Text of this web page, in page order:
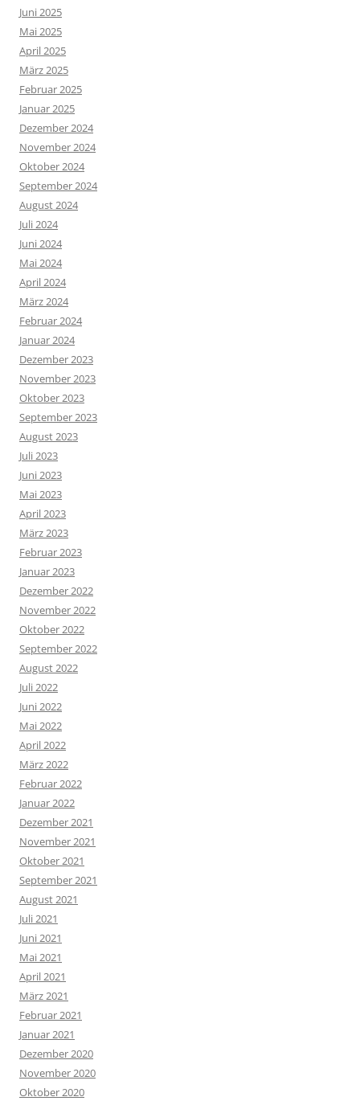
Juni 2025
Mai 2025
April 2025
März 2025
Februar 2025
Januar 2025
Dezember 2024
November 2024
Oktober 2024
September 2024
August 2024
Juli 2024
Juni 2024
Mai 2024
April 2024
März 2024
Februar 2024
Januar 2024
Dezember 2023
November 2023
Oktober 2023
September 2023
August 2023
Juli 2023
Juni 2023
Mai 2023
April 2023
März 2023
Februar 2023
Januar 2023
Dezember 2022
November 2022
Oktober 2022
September 2022
August 2022
Juli 2022
Juni 2022
Mai 2022
April 2022
März 2022
Februar 2022
Januar 2022
Dezember 2021
November 2021
Oktober 2021
September 2021
August 2021
Juli 2021
Juni 2021
Mai 2021
April 2021
März 2021
Februar 2021
Januar 2021
Dezember 2020
November 2020
Oktober 2020